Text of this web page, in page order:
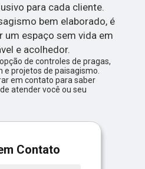
para cada cliente.
bem elaborado, é
espaço sem vida em
e acolhedor.
de controles de pragas,
projetos de paisagismo.
em contato para saber
atender você ou seu
Contato